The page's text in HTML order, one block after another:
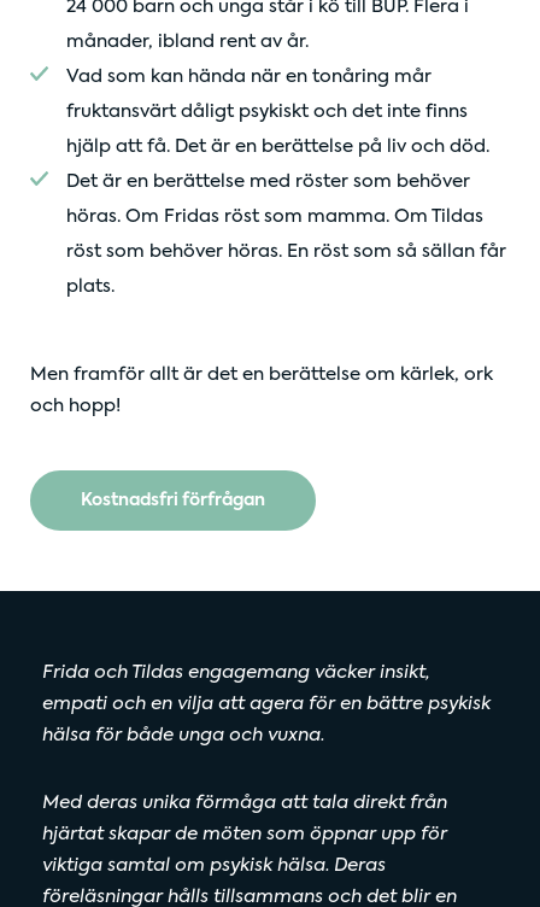
Frida och Tildas engagemang väcker insikt,
empati och en vilja att agera för en bättre psykisk
hälsa för både unga och vuxna.
Med deras unika förmåga att tala direkt från
hjärtat skapar de möten som öppnar upp för
viktiga samtal om psykisk hälsa. Deras
föreläsningar hålls tillsammans och det blir en
24 000 barn och unga står i kö till BUP. Flera i
månader, ibland rent av år.
Vad som kan hända när en tonåring mår
fruktansvärt dåligt psykiskt och det inte finns
hjälp att få. Det är en berättelse på liv och död.
Det är en berättelse med röster som behöver
höras. Om Fridas röst som mamma. Om Tildas
röst som behöver höras. En röst som så sällan får
plats.
Men framför allt är det en berättelse om kärlek, ork
och hopp!
Kostnadsfri förfrågan